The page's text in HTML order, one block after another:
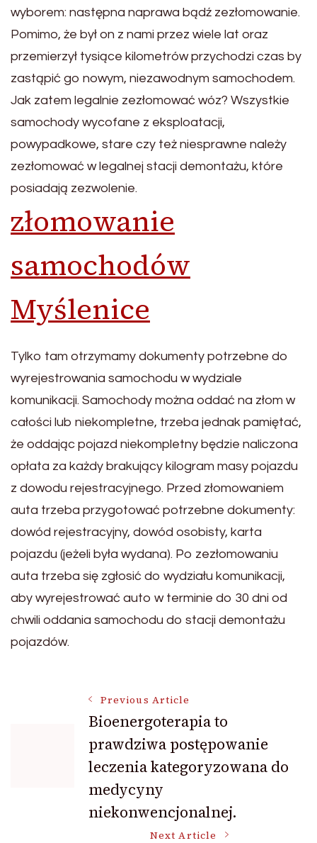
wyborem: następna naprawa bądź zezłomowanie.
Pomimo, że był on z nami przez wiele lat oraz
przemierzył tysiące kilometrów przychodzi czas by
zastąpić go nowym, niezawodnym samochodem.
Jak zatem legalnie zezłomować wóz? Wszystkie
samochody wycofane z eksploatacji,
powypadkowe, stare czy też niesprawne należy
zezłomować w legalnej stacji demontażu, które
posiadają zezwolenie.
złomowanie
samochodów
Myślenice
Tylko tam otrzymamy dokumenty potrzebne do
wyrejestrowania samochodu w wydziale
komunikacji. Samochody można oddać na złom w
całości lub niekompletne, trzeba jednak pamiętać,
że oddając pojazd niekompletny będzie naliczona
opłata za każdy brakujący kilogram masy pojazdu
z dowodu rejestracyjnego. Przed złomowaniem
auta trzeba przygotować potrzebne dokumenty:
dowód rejestracyjny, dowód osobisty, karta
pojazdu (jeżeli była wydana). Po zezłomowaniu
auta trzeba się zgłosić do wydziału komunikacji,
aby wyrejestrować auto w terminie do 30 dni od
chwili oddania samochodu do stacji demontażu
pojazdów.
Navigation
Previous Article
Bioenergoterapia to
prawdziwa postępowanie
leczenia kategoryzowana do
medycyny
niekonwencjonalnej.
Next Article